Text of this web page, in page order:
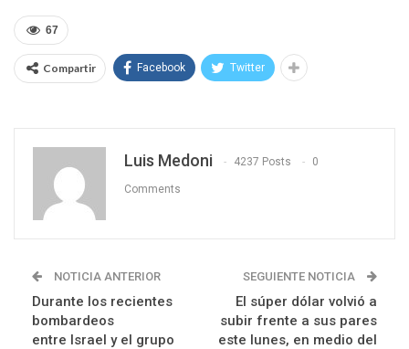
67
Compartir Facebook Twitter
Luis Medoni 4237 Posts 0
Comments
NOTICIA ANTERIOR
Durante los recientes
bombardeos
entre Israel y el grupo
SEGUIENTE NOTICIA
El súper dólar volvió a
subir frente a sus pares
este lunes, en medio del